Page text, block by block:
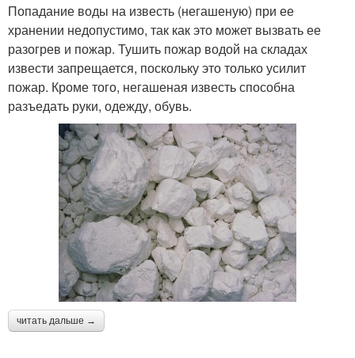
Попадание воды на известь (негашеную) при ее
хранении недопустимо, так как это может вызвать ее
разогрев и пожар. Тушить пожар водой на складах
извести запрещается, поскольку это только усилит
пожар. Кроме того, негашеная известь способна
разъедать руки, одежду, обувь.
читать дальше →